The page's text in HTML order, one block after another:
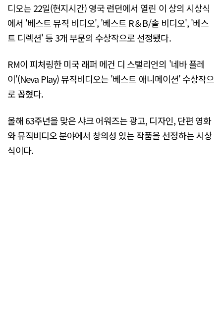
디오는 22일(현지시간) 영국 런던에서 열린 이 상의 시상식
에서 '베스트 뮤직 비디오', '베스트 R＆B/솔 비디오', '베스
트 디렉션' 등 3개 부문의 수상작으로 선정됐다.
RM이 피처링한 미국 래퍼 메건 디 스탤리언의 '네바 플레
이'(Neva Play) 뮤직비디오는 '베스트 애니메이션' 수상작으
로 꼽혔다.
올해 63주년을 맞은 샤크 어워즈는 광고, 디자인, 단편 영화
와 뮤직비디오 분야에서 창의성 있는 작품을 선정하는 시상
식이다.